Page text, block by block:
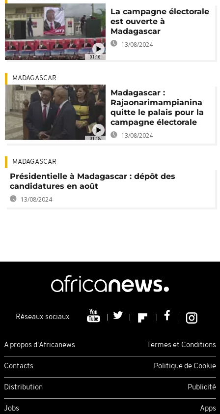
01:16
La campagne électorale
est ouverte à
Madagascar
13/08/2024
01:18
MADAGASCAR
Madagascar :
Rajaonarimampianina
quitte le palais pour la
campagne électorale
13/08/2024
MADAGASCAR
Présidentielle à Madagascar : dépôt des
candidatures en août
13/08/2024
Réseaux sociaux
A propos d'Africanews Termes et Conditions
Contacts Politique de Cookie
Distribution Publicité
Jobs Apps